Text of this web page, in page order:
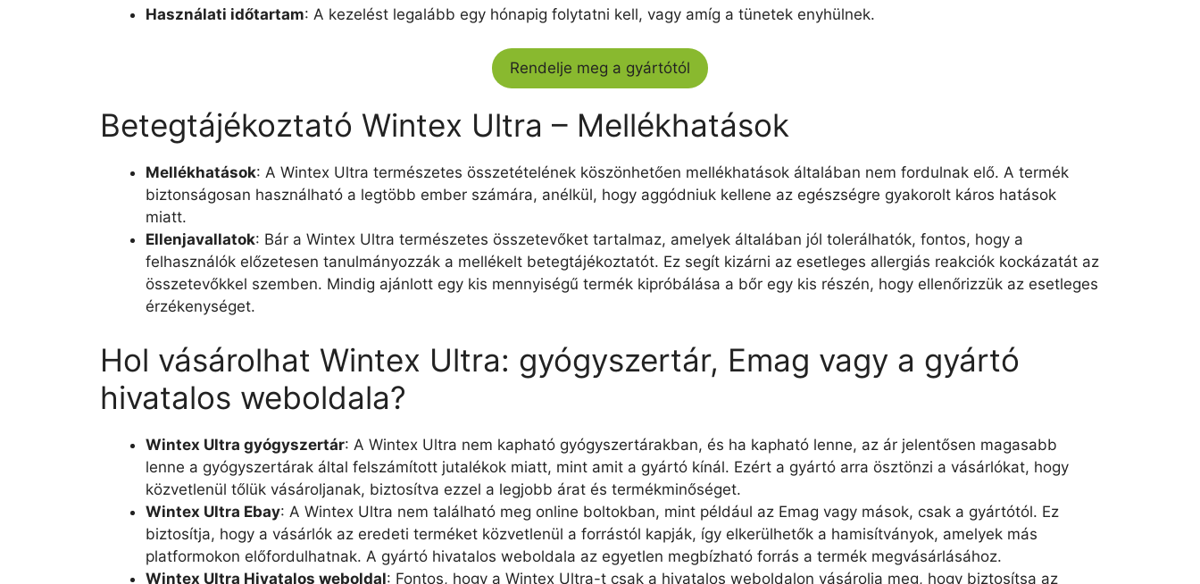
Használati időtartam: A kezelést legalább egy hónapig folytatni kell, vagy amíg a tünetek enyhülnek.
Rendelje meg a gyártótól
Betegtájékoztató Wintex Ultra – Mellékhatások
Mellékhatások: A Wintex Ultra természetes összetételének köszönhetően mellékhatások általában nem fordulnak elő. A termék
biztonságosan használható a legtöbb ember számára, anélkül, hogy aggódniuk kellene az egészségre gyakorolt káros hatások
miatt.
Ellenjavallatok: Bár a Wintex Ultra természetes összetevőket tartalmaz, amelyek általában jól tolerálhatók, fontos, hogy a
felhasználók előzetesen tanulmányozzák a mellékelt betegtájékoztatót. Ez segít kizárni az esetleges allergiás reakciók kockázatát az
összetevőkkel szemben. Mindig ajánlott egy kis mennyiségű termék kipróbálása a bőr egy kis részén, hogy ellenőrizzük az esetleges
érzékenységet.
Hol vásárolhat Wintex Ultra: gyógyszertár, Emag vagy a gyártó
hivatalos weboldala?
Wintex Ultra gyógyszertár: A Wintex Ultra nem kapható gyógyszertárakban, és ha kapható lenne, az ár jelentősen magasabb
lenne a gyógyszertárak által felszámított jutalékok miatt, mint amit a gyártó kínál. Ezért a gyártó arra ösztönzi a vásárlókat, hogy
közvetlenül tőlük vásároljanak, biztosítva ezzel a legjobb árat és termékminőséget.
Wintex Ultra Ebay: A Wintex Ultra nem található meg online boltokban, mint például az Emag vagy mások, csak a gyártótól. Ez
biztosítja, hogy a vásárlók az eredeti terméket közvetlenül a forrástól kapják, így elkerülhetők a hamisítványok, amelyek más
platformokon előfordulhatnak. A gyártó hivatalos weboldala az egyetlen megbízható forrás a termék megvásárlásához.
Wintex Ultra Hivatalos weboldal: Fontos, hogy a Wintex Ultra-t csak a hivatalos weboldalon vásárolja meg, hogy biztosítsa az